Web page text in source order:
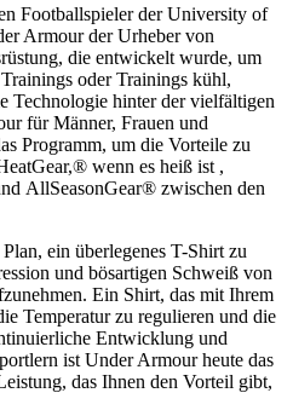
Footballspieler der University of
Armour der Urheber von
die entwickelt wurde, um
oder Trainings kühl,
Technologie hinter der vielfältigen
für Männer, Frauen und
Programm, um die Vorteile zu
wenn es heiß ist ,
AllSeasonGear® zwischen den
ein überlegenes T-Shirt zu
und bösartigen Schweiß von
Ein Shirt, das mit Ihrem
Temperatur zu regulieren und die
Entwicklung und
ist Under Armour heute das
das Ihnen den Vorteil gibt,